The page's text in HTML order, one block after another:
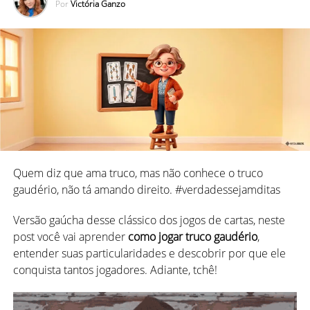
NÃO PERCA
3 dicas imperdíveis para ser um sucesso na
Cacheta!
Por Victória Ganzo
Quem diz que ama truco, mas não conhece o truco
gaudério, não tá amando direito. #verdadessejamditas
Versão gaúcha desse clássico dos jogos de cartas, neste
post você vai aprender como jogar truco gaudério,
entender suas particularidades e descobrir por que ele
conquista tantos jogadores. Adiante, tchê!